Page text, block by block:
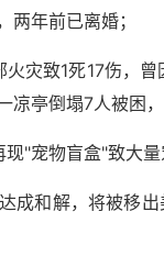
两年前已离婚；
灾致1死17伤，
凉亭倒塌7人被困，
"宠物盲盒"致大
成和解，将被移